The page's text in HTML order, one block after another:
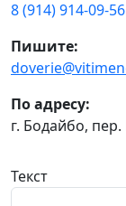
8 (914) 914-09-56
Пишите:
По адресу:
г. Бодайбо,
Текст